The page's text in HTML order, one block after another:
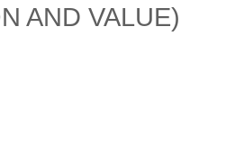
AND VALUE)